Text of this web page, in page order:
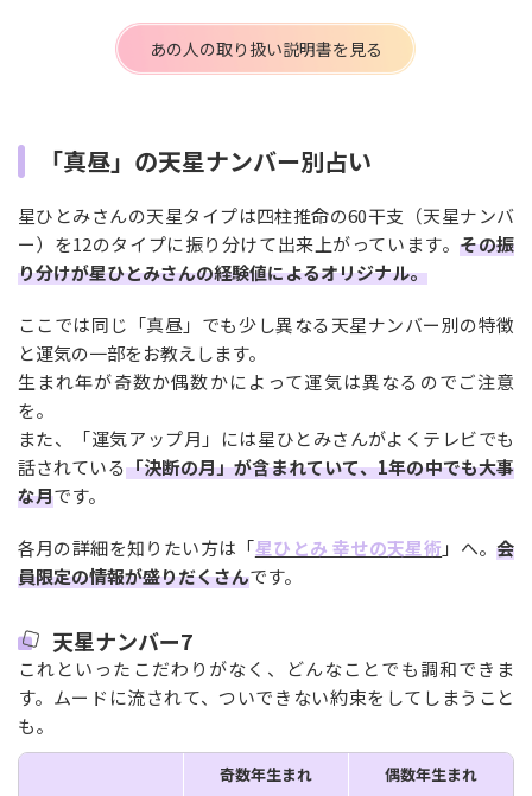
あの人の取り扱い説明書を見る
「真昼」の天星ナンバー別占い
星ひとみさんの天星タイプは四柱推命の60干支（天星ナンバ
ー）を12のタイプに振り分けて出来上がっています。その振
り分けが星ひとみさんの経験値によるオリジナル。
ここでは同じ「真昼」でも少し異なる天星ナンバー別の特徴
と運気の一部をお教えします。
生まれ年が奇数か偶数かによって運気は異なるのでご注意
を。
また、「運気アップ月」には星ひとみさんがよくテレビでも
話されている「決断の月」が含まれていて、1年の中でも大事
な月です。
各月の詳細を知りたい方は「星ひとみ 幸せの天星術 」へ。会
員限定の情報が盛りだくさんです。
天星ナンバー7
これといったこだわりがなく、どんなことでも調和できま
す。ムードに流されて、ついできない約束をしてしまうこと
も。
奇数年生まれ
偶数年生まれ